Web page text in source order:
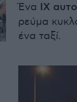
Ένα ΙΧ
ρεύμα
ένα ταξί.